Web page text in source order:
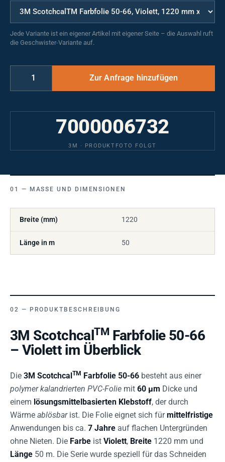
Jede Variante ist ein eigener Artikel mit eigener Seite – die Auswahl ruft
die Geschwister-Variante auf.
7000006732
3M · PRODUKTFOTO FOLGT
MASSE UND DIMENSIONEN
Breite (mm) 1220
Länge in m 50
PRODUKTBESCHREIBUNG
3M ScotchcalTM Farbfolie 50-66
– Violett im Überblick
Die 3M ScotchcalTM Farbfolie 50-66 besteht aus einer
polymer kalandrierten PVC-Folie mit 60 µm Dicke und
einem lösungsmittelbasierten Klebstoff, der durch
Wärme ablösbarist. Die Folie eignet sich fürmittelfristige
Anwendungen bis ca. 7 Jahre auf flachen Untergründen
ohne Nieten. Die Farbe ist Violett, Breite 1220 mm und
Länge 50 m. Die Serie wurde speziell für das Schneiden